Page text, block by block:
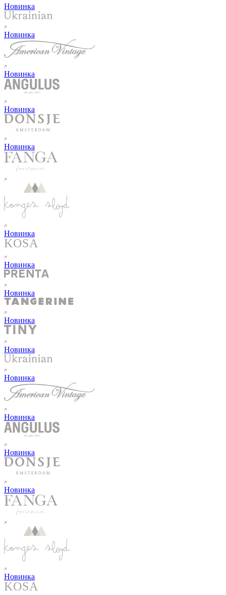
Новинка
Новинка
Новинка
Новинка
Новинка
Новинка
Новинка
Новинка
Новинка
Новинка
Новинка
Новинка
Новинка
Новинка
Новинка